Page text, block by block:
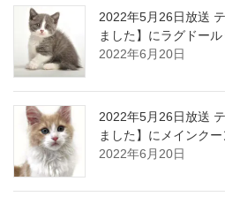
2022年5月26日放送
ました】にラグドー
2022年6月20日
2022年5月26日放送
ました】にメインク
2022年6月20日